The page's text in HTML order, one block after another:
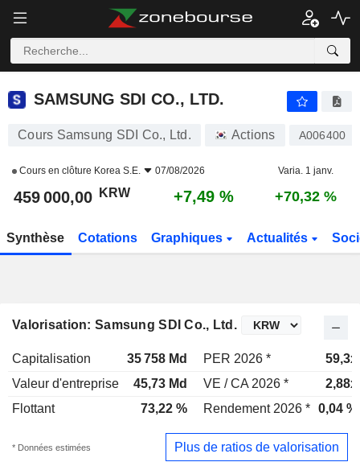
SAMSUNG SDI CO., LTD.
Cours Samsung SDI Co., Ltd. Actions A006400
Cours en clôture Korea S.E. 07/08/2026 Varia. 1 janv.
459 000,00 KRW +7,49 % +70,32 %
Synthèse Cotations Graphiques Actualités
Valorisation: Samsung SDI Co., Ltd.
Capitalisation 35 758 Md PER 2026 *
59,3x
Valeur d'entreprise
45,73 Md VE / CA 2026 *
2,88x
Flottant
73,22 % Rendement 2026 * 0,04 %
* Données estimées Plus de ratios de valorisation